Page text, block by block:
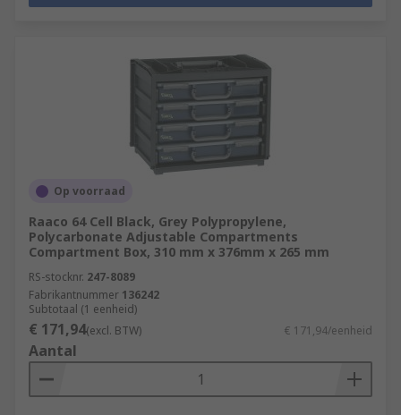
Op voorraad
Raaco 64 Cell Black, Grey Polypropylene,
Polycarbonate Adjustable Compartments
Compartment Box, 310 mm x 376mm x 265 mm
RS-stocknr. 247-8089
Fabrikantnummer 136242
Subtotaal (1 eenheid)
€ 171,94(excl. BTW) € 171,94/eenheid
Aantal